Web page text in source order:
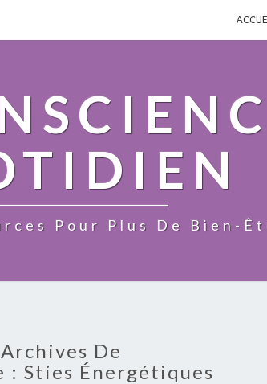
Pour Plus De Bien-
Archives De
: Sties Énergétiques